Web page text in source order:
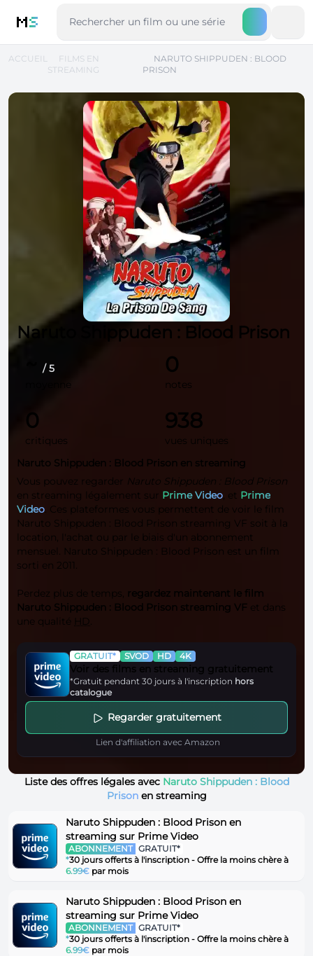
MS
ACCUEIL
FILMS EN
STREAMING
NARUTO SHIPPUDEN : BLOOD
PRISON
Naruto Shippuden : Blood Prison
/ 5
0
notes
0
critiques
938
vues uniques
Naruto Shippuden : Blood Prison en streaming
Vous pouvez regarder Naruto Shippuden : Blood Prison
en streaming légalement sur Prime Video, et Prime
Video. Ces plateformes vous permettent de voir le film
Naruto Shippuden : Blood Prison streaming VF soit à la
location, l'achat ou par le biais d'un abonnement
mensuel. Naruto Shippuden : Blood Prison est un film
sorti en 2011.
Perdez plus de temps, regardez maintenant le film
Naruto Shippuden : Blood Prison streaming VF et dans
une qualité HD.
GRATUIT* SVOD HD 4K
Voir des films en streaming gratuitement
*Gratuit pendant 30 jours à l'inscription hors
catalogue
Regarder gratuitement
Lien d'affiliation avec Amazon
Liste des offres légales avec Naruto Shippuden : Blood
Prisonen streaming
Naruto Shippuden : Blood Prison en
streaming sur Prime Video
ABONNEMENT GRATUIT*
*30 jours offerts à l'inscription - Offre la moins chère à
6.99€ par mois
Naruto Shippuden : Blood Prison en
streaming sur Prime Video
ABONNEMENT GRATUIT*
*30 jours offerts à l'inscription - Offre la moins chère à
6.99€ par mois